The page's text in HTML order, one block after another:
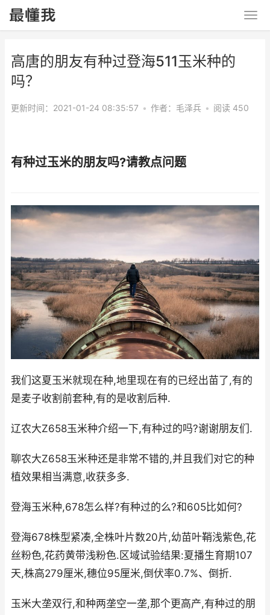
高唐的朋友有种过登海511玉米种的
吗？
更新时间：2021-01-24 08:35:57 • 作者： 毛泽兵 • 阅读 450
有种过玉米的朋友吗?请教点问题
我们这夏玉米就现在种,地里现在有的已经出苗了,有的
是麦子收割前套种,有的是收割后种.
辽农大Z658玉米种介绍一下,有种过的吗?谢谢朋友们.
聊农大Z658玉米种还是非常不错的,并且我们对它的种
植效果相当满意,收获多多.
登海玉米种,678怎么样?有种过的么?和605比如何?
登海678株型紧凑,全株叶片数20片,幼苗叶鞘浅紫色,花
丝粉色,花药黄带浅粉色.区域试验结果:夏播生育期107
天,株高279厘米,穗位95厘米,倒伏率0.7%、倒折.
玉米大垄双行,和种两垄空一垄,那个更高产,有种过的朋